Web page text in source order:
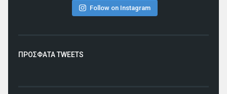
Follow on Instagram
ΠΡΟΣΦΑΤΑ TWEETS